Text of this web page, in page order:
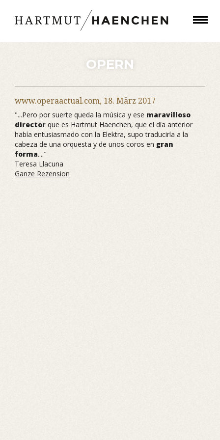
OPERN
www.operaactual.com, 18. März 2017
"...Pero por suerte queda la música y ese maravilloso
director que es Hartmut Haenchen, que el día anterior
había entusiasmado con la Elektra, supo traducirla a la
cabeza de una orquesta y de unos coros en gran
forma...."
Teresa Llacuna
Ganze Rezension